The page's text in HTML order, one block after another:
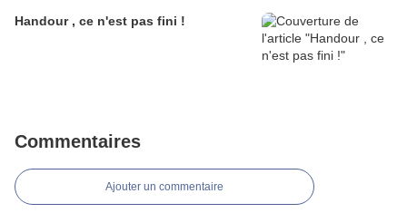
Handour , ce n'est pas fini !
Commentaires
Ajouter un commentaire